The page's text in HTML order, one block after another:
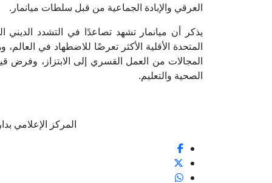
العرقي والإبادة الجماعية من قبل سلطات ميانمار.
يذكر أن ميانمار تشهد تصاعدًا في التشدد الديني
المتحدة الأقلية الأكثر تعرضًا للاضطهاد في
المجالات من العمل القسري إلى الابتزاز،
الصحية والتعليم.
المركز الإعلامي بدار